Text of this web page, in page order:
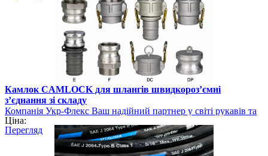
Камлок CAMLOCK для шлангів швидкороз’ємні
з’єднання зі складу
Компанія Укр-Флекс Ваш надійний партнер у світі рукавів та
шлангів
Ціна:
Перегляд